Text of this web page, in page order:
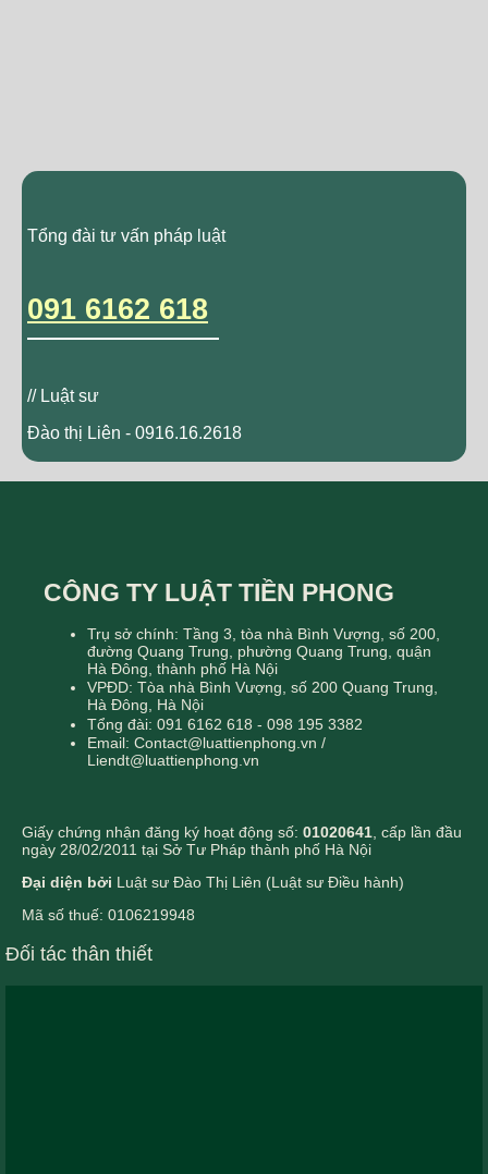
Tổng đài tư vấn pháp luật
091 6162 618
// Luật sư
Đào thị Liên - 0916.16.2618
CÔNG TY LUẬT TIỀN PHONG
Trụ sở chính: Tầng 3, tòa nhà Bình Vượng, số 200,
đường Quang Trung, phường Quang Trung, quận
Hà Đông, thành phố Hà Nội
VPĐD: Tòa nhà Bình Vượng, số 200 Quang Trung,
Hà Đông, Hà Nội
Tổng đài: 091 6162 618 - 098 195 3382
Email: Contact@luattienphong.vn /
Liendt@luattienphong.vn
Giấy chứng nhận đăng ký hoạt động số: 01020641 , cấp lần đầu
ngày 28/02/2011 tại Sở Tư Pháp thành phố Hà Nội
Đại diện bởi Luật sư Đào Thị Liên (Luật sư Điều hành)
Mã số thuế: 0106219948
Đối tác thân thiết